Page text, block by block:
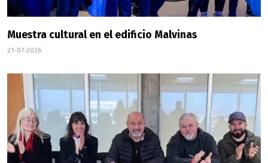
Muestra cultural en el edificio Malvinas
21-07-2026